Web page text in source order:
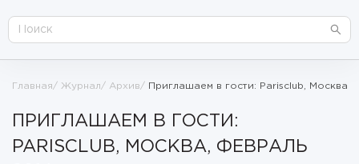
Главная Журнал Архив Приглашаем в гости: Parisclub, Москва,
ПРИГЛАШАЕМ В ГОСТИ:
PARISCLUB, МОСКВА, ФЕВРАЛЬ